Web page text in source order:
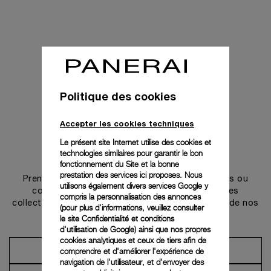
Prendre contact
Prenez rendez-vous dans l’une de nos boutiques ou
contactez notre conciergerie pour découvrir les
collections et bénéficier des conseils ou services de nos
ambassadeurs.
Prendre un rendez-vous
Politique des cookies
Accepter les cookies techniques
Le présent site Internet utilise des cookies et
technologies similaires pour garantir le bon
fonctionnement du Site et la bonne
prestation des services ici proposes. Nous
utilisons également divers services Google y
compris la personnalisation des annonces
(pour plus d'informations, veuillez consulter
le site Confidentialité et conditions
d'utilisation de Google) ainsi que nos propres
cookies analytiques et ceux de tiers afin de
comprendre et d'améliorer l'expérience de
navigation de l'utilisateur, et d'envoyer des